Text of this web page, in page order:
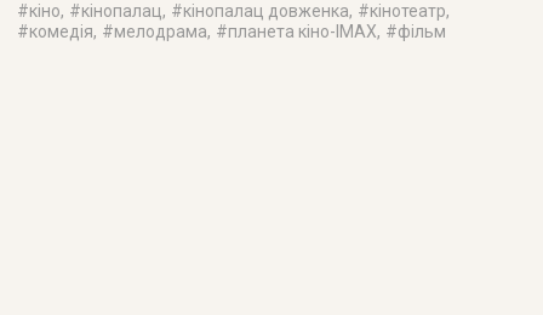
#кіно, #кінопалац, #кінопалац довженка, #кінотеатр,
#комедія, #мелодрама, #планета кіно-IMAX, #фільм